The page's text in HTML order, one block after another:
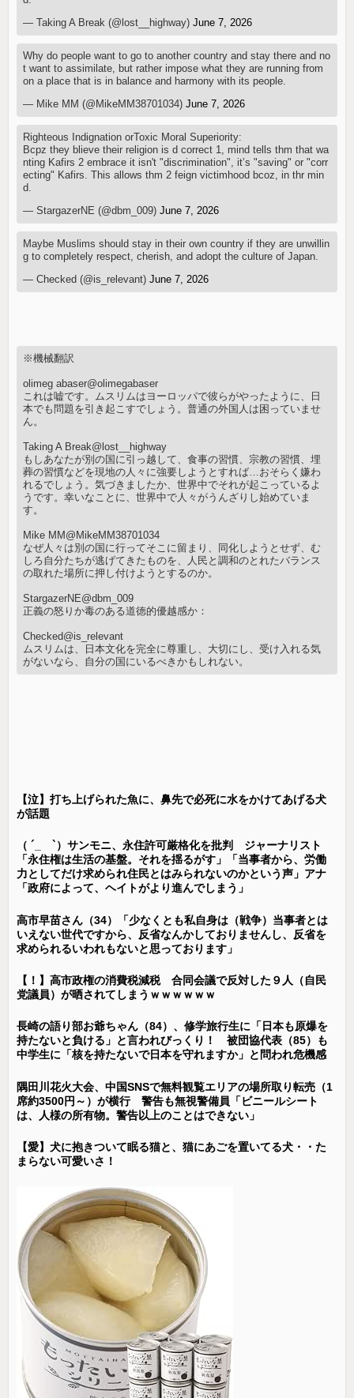
— Taking A Break (@lost__highway)June 7, 2026
Why do people want to go to another country and stay there and no
t want to assimilate, but rather impose what they are running from
on a place that is in balance and harmony with its people.
— Mike MM (@MikeMM38701034)June 7, 2026
Righteous Indignation orToxic Moral Superiority:
​Bcpz they blieve their religion is d correct 1, mind tells thm that wa
nting Kafirs 2 embrace it isn't "discrimination", it’s "saving" or "corr
ecting" Kafirs. This allows thm 2 feign victimhood bcoz, in thr min
d.
— StargazerNE (@dbm_009)June 7, 2026
Maybe Muslims should stay in their own country if they are unwillin
g to completely respect, cherish, and adopt the culture of Japan.
— Checked (@is_relevant)June 7, 2026
※機械翻訳
olimeg abaser@olimegabaser
これは嘘です。ムスリムはヨーロッパで彼らがやったように、日
本でも問題を引き起こすでしょう。普通の外国人は困っていませ
ん。
Taking A Break@lost__highway
もしあなたが別の国に引っ越して、食事の習慣、宗教の習慣、埋
葬の習慣などを現地の人々に強要しようとすれば…おそらく嫌わ
れるでしょう。気づきましたか、世界中でそれが起こっているよ
うです。幸いなことに、世界中で人々がうんざりし始めていま
す。
Mike MM@MikeMM38701034
なぜ人々は別の国に行ってそこに留まり、同化しようとせず、む
しろ自分たちが逃げてきたものを、人民と調和のとれたバランス
の取れた場所に押し付けようとするのか。
StargazerNE@dbm_009
正義の怒りか毒のある道徳的優越感か：
Checked@is_relevant
ムスリムは、日本文化を完全に尊重し、大切にし、受け入れる気
がないなら、自分の国にいるべきかもしれない。
【泣】打ち上げられた魚に、鼻先で必死に水をかけてあげる犬
が話題
（ ´_ゝ`）サンモニ、永住許可厳格化を批判 ジャーナリスト
「永住権は生活の基盤。それを揺るがす」「当事者から、労働
力としてだけ求められ住民とはみられないのかという声」アナ
「政府によって、ヘイトがより進んでしまう」
高市早苗さん（34）「少なくとも私自身は（戦争）当事者とは
いえない世代ですから、反省なんかしておりませんし、反省を
求められるいわれもないと思っております」
【！】高市政権の消費税減税 合同会議で反対した９人（自民
党議員）が晒されてしまうｗｗｗｗｗｗ
長崎の語り部お爺ちゃん（84）、修学旅行生に「日本も原爆を
持たないと負ける」と言われびっくり！ 被団協代表（85）も
中学生に「核を持たないで日本を守れますか」と問われ危機感
隅田川花火大会、中国SNSで無料観覧エリアの場所取り転売（1
席約3500円～）が横行 警告も無視警備員「ビニールシート
は、人様の所有物。警告以上のことはできない」
【愛】犬に抱きついて眠る猫と、猫にあごを置いてる犬・・た
まらない可愛いさ！